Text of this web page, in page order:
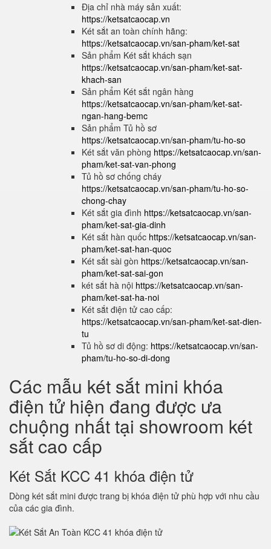
Địa chỉ nhà máy sản xuất:
https://ketsatcaocap.vn
Két sắt an toàn chính hãng:
https://ketsatcaocap.vn/san-pham/ket-sat
Sản phẩm Két sắt khách sạn
https://ketsatcaocap.vn/san-pham/ket-sat-
khach-san
Sản phẩm Két sắt ngân hàng
https://ketsatcaocap.vn/san-pham/ket-sat-
ngan-hang-bemc
Sản phẩm Tủ hồ sơ
https://ketsatcaocap.vn/san-pham/tu-ho-so
Két sắt văn phòng https://ketsatcaocap.vn/san-
pham/ket-sat-van-phong
Tủ hồ sơ chống cháy
https://ketsatcaocap.vn/san-pham/tu-ho-so-
chong-chay
Két sắt gia đình https://ketsatcaocap.vn/san-
pham/ket-sat-gia-dinh
Két sắt hàn quốc https://ketsatcaocap.vn/san-
pham/ket-sat-han-quoc
Két sắt sài gòn https://ketsatcaocap.vn/san-
pham/ket-sat-sai-gon
két sắt hà nội https://ketsatcaocap.vn/san-
pham/ket-sat-ha-noi
Két sắt điện tử cao cấp:
https://ketsatcaocap.vn/san-pham/ket-sat-dien-
tu
Tủ hồ sơ di động: https://ketsatcaocap.vn/san-
pham/tu-ho-so-di-dong
Các mẫu két sắt mini khóa
điện tử hiện đang được ưa
chuộng nhất tại showroom két
sắt cao cấp
Két Sắt KCC 41 khóa điện tử
Dòng két sắt mini được trang bị khóa điện tử phù hợp với nhu cầu
của các gia đình.